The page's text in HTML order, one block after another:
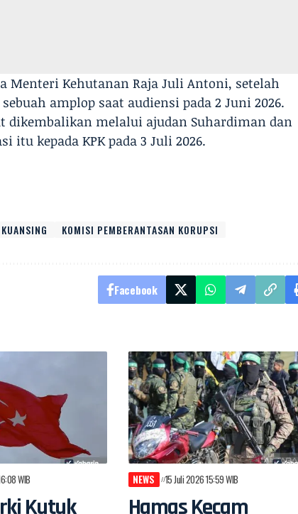
Menteri Kehutanan Raja Juli Antoni, setelah
amplop saat audiensi pada 2 Juni 2026.
dikembalikan melalui ajudan Suhardiman dan
kepada KPK pada 3 Juli 2026.
KOMISI PEMBERANTASAN KORUPSI
Facebook
WIB
Kutuk
NEWS 15 Juli 2026 15:59 WIB
Hamas Kecam